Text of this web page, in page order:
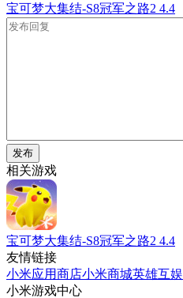
宝可梦大集结-S8冠军之路2 4.4
发布
相关游戏
宝可梦大集结-S8冠军之路2 4.4
友情链接
小米应用商店小米商城英雄互娱
小米游戏中心